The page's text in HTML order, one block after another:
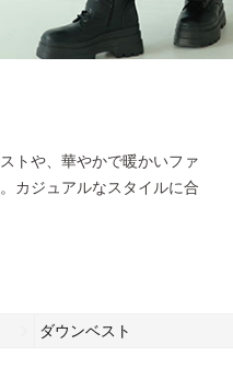
トや、華やかで暖かいファ
カジュアルなスタイルに合
ダウンベスト